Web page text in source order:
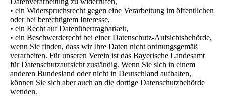
Datenverarbeitung zu widerrufen,
• ein Widerspruchsrecht gegen eine Verarbeitung im öffentlichen
oder bei berechtigtem Interesse,
• ein Recht auf Datenübertragbarkeit,
• ein Beschwerderecht bei einer Datenschutz-Aufsichtsbehörde,
wenn Sie finden, dass wir Ihre Daten nicht ordnungsgemäß
verarbeiten. Für unseren Verein ist das Bayerische Landesamt
für Datenschutzaufsicht zuständig. Wenn Sie sich in einem
anderen Bundesland oder nicht in Deutschland aufhalten,
können Sie sich aber auch an die dortige Datenschutzbehörde
wenden.